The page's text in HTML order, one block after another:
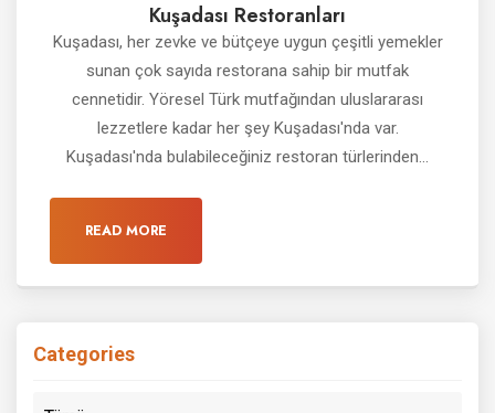
Kuşadası Restoranları
Kuşadası, her zevke ve bütçeye uygun çeşitli yemekler
sunan çok sayıda restorana sahip bir mutfak
cennetidir. Yöresel Türk mutfağından uluslararası
lezzetlere kadar her şey Kuşadası'nda var.
Kuşadası'nda bulabileceğiniz restoran türlerinden...
READ MORE
Categories